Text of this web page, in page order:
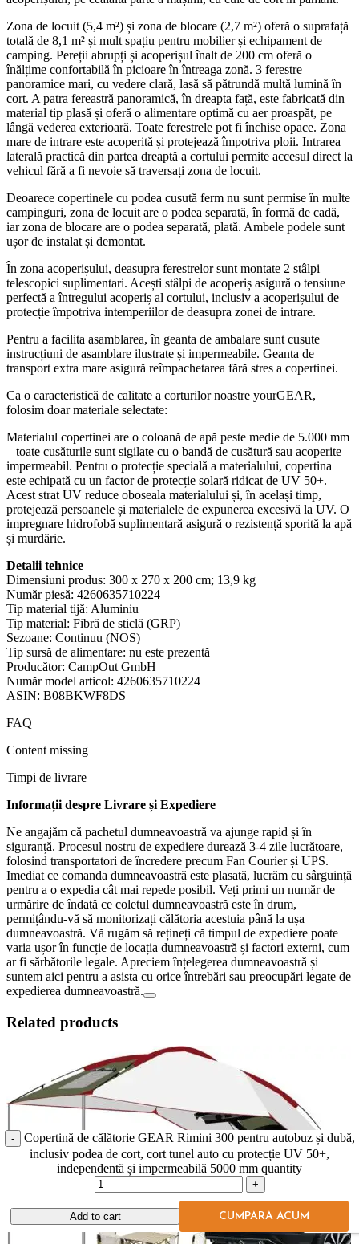
Copertină de călătorie GEAR Rimini 300 pentru autobuz și dubă,
inclusiv podea de cort, cort tunel auto cu protecție UV 50+,
independentă și impermeabilă 5000 mm quantity
Add to cart CUMPARA ACUM
Zona de locuit (5,4 m²) și zona de blocare (2,7 m²) oferă o suprafață
totală de 8,1 m² și mult spațiu pentru mobilier și echipament de
camping. Pereții abrupți și acoperișul înalt de 200 cm oferă o
înălțime confortabilă în picioare în întreaga zonă. 3 ferestre
panoramice mari, cu vedere clară, lasă să pătrundă multă lumină în
cort. A patra fereastră panoramică, în dreapta față, este fabricată din
material tip plasă și oferă o alimentare optimă cu aer proaspăt, pe
lângă vederea exterioară. Toate ferestrele pot fi închise opace. Zona
mare de intrare este acoperită și protejează împotriva ploii. Intrarea
laterală practică din partea dreaptă a cortului permite accesul direct la
vehicul fără a fi nevoie să traversați zona de locuit.
Deoarece copertinele cu podea cusută ferm nu sunt permise în multe
campinguri, zona de locuit are o podea separată, în formă de cadă,
iar zona de blocare are o podea separată, plată. Ambele podele sunt
ușor de instalat și demontat.
În zona acoperișului, deasupra ferestrelor sunt montate 2 stâlpi
telescopici suplimentari. Acești stâlpi de acoperiș asigură o tensiune
perfectă a întregului acoperiș al cortului, inclusiv a acoperișului de
protecție împotriva intemperiilor de deasupra zonei de intrare.
Pentru a facilita asamblarea, în geanta de ambalare sunt cusute
instrucțiuni de asamblare ilustrate și impermeabile. Geanta de
transport extra mare asigură reîmpachetarea fără stres a copertinei.
Ca o caracteristică de calitate a corturilor noastre yourGEAR,
folosim doar materiale selectate:
Materialul copertinei are o coloană de apă peste medie de 5.000 mm
– toate cusăturile sunt sigilate cu o bandă de cusătură sau acoperite
impermeabil. Pentru o protecție specială a materialului, copertina
este echipată cu un factor de protecție solară ridicat de UV 50+.
Acest strat UV reduce oboseala materialului și, în același timp,
protejează persoanele și materialele de expunerea excesivă la UV. O
impregnare hidrofobă suplimentară asigură o rezistență sporită la apă
și murdărie.
Detalii tehnice
Dimensiuni produs: ‎300 x 270 x 200 cm; 13,9 kg
Număr piesă: ‎4260635710224
Tip material tijă: ‎Aluminiu
Tip material: ‎Fibră de sticlă (GRP)
Sezoane: ‎Continuu (NOS)
Tip sursă de alimentare: ‎nu este prezentă
Producător: ‎CampOut GmbH
Număr model articol: ‎4260635710224
ASIN: ‎B08BKWF8DS
FAQ
Content missing
Timpi de livrare
Informații despre Livrare și Expediere
Ne angajăm că pachetul dumneavoastră va ajunge rapid și în
siguranță. Procesul nostru de expediere durează 3-4 zile lucrătoare,
folosind transportatori de încredere precum Fan Courier și UPS.
Imediat ce comanda dumneavoastră este plasată, lucrăm cu sârguință
pentru a o expedia cât mai repede posibil. Veți primi un număr de
urmărire de îndată ce coletul dumneavoastră este în drum,
permițându-vă să monitorizați călătoria acestuia până la ușa
dumneavoastră. Vă rugăm să rețineți că timpul de expediere poate
varia ușor în funcție de locația dumneavoastră și factori externi, cum
ar fi sărbătorile legale. Apreciem înțelegerea dumneavoastră și
suntem aici pentru a asista cu orice întrebări sau preocupări legate de
expedierea dumneavoastră.
Related products